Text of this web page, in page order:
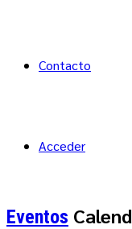
Contacto
Acceder
Eventos